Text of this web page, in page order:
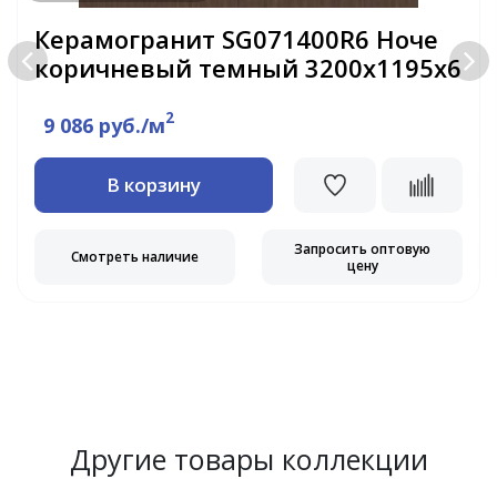
Керамогранит SG071400R6 Ноче
коричневый темный 3200х1195х6
9 086 руб./м2
В корзину
Смотреть наличие
Запросить оптовую
цену
Другие товары коллекции